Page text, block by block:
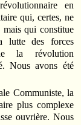
en
qui, certes, ne
qui constitue
lutte des forces
la révolution
Nous avons été
Communiste, la
plus complexe
ouvrière. Nous